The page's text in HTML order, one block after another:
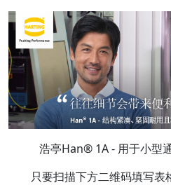
浩亭Han® 1A - 用于小型
只要扫描下方二维码填写